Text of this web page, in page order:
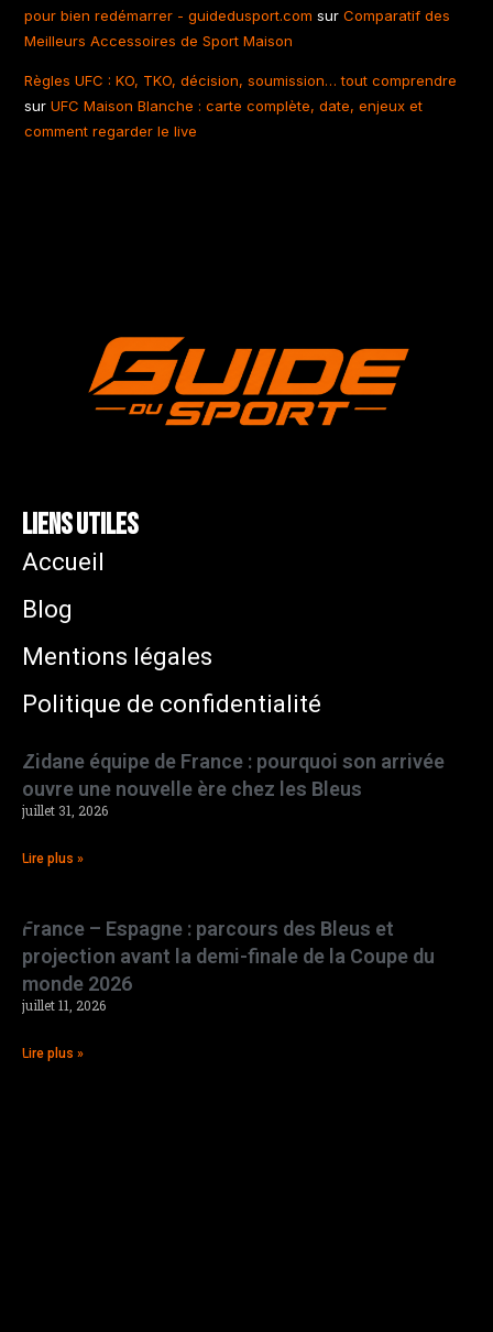
pour bien redémarrer - guidedusport.com surComparatif des
Meilleurs Accessoires de Sport Maison
Règles UFC : KO, TKO, décision, soumission… tout comprendre
surUFC Maison Blanche : carte complète, date, enjeux et
comment regarder le live
Liens utiles
Accueil
Blog
Mentions légales
Politique de confidentialité
Zidane équipe de France : pourquoi son arrivée
ouvre une nouvelle ère chez les Bleus
juillet 31, 2026
Lire plus »
France – Espagne : parcours des Bleus et
projection avant la demi-finale de la Coupe du
monde 2026
juillet 11, 2026
Lire plus »